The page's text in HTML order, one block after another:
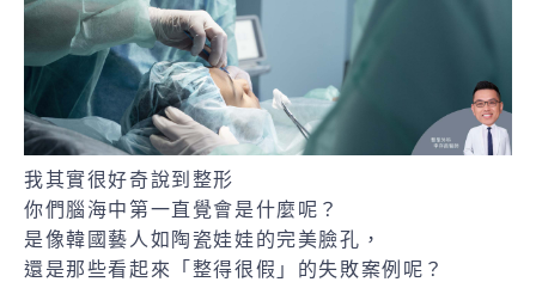
我其實很好奇說到整形
你們腦海中第一直覺會是什麼呢？
是像韓國藝人如陶瓷娃娃的完美臉孔，
還是那些看起來「整得很假」的失敗案例呢？